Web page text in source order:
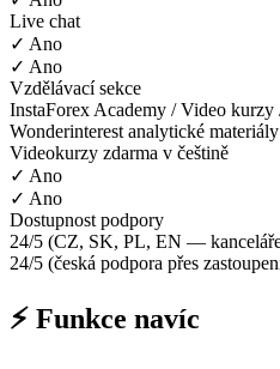
Live chat
✓ Ano
✓ Ano
Vzdělávací sekce
InstaForex Academy / Video
Wonderinterest analytické
Videokurzy zdarma v češtině
✓ Ano
✓ Ano
Dostupnost podpory
24/5 (CZ, SK, PL, EN —
24/5 (česká podpora přes
⚡ Funkce navíc